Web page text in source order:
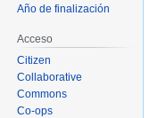
Año de finalización
Acceso
Citizen
Collaborative
Commons
Co-ops